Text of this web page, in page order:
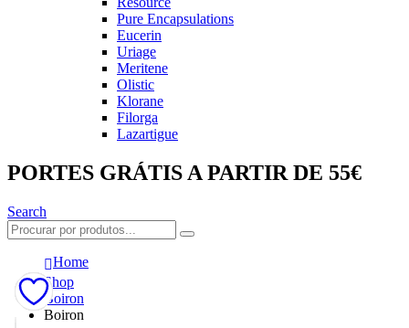
Pure Encapsulations
Eucerin
Uriage
Meritene
Olistic
Klorane
Filorga
Lazartigue
PORTES GRÁTIS A PARTIR DE 55€
Search
Home
Shop
Boiron
Boiron